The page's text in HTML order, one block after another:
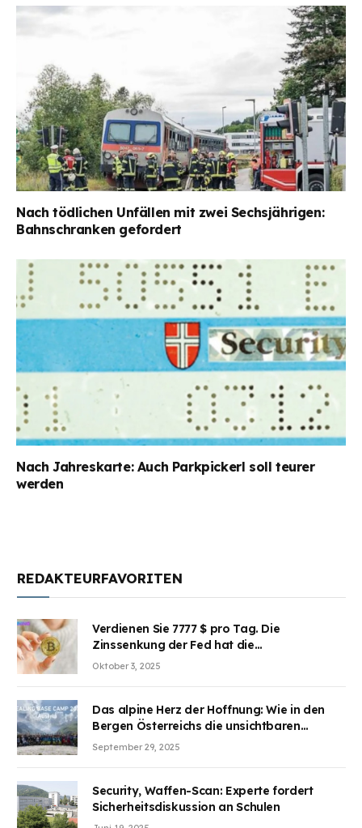
Nach tödlichen Unfällen mit zwei Sechsjährigen:
Bahnschranken gefordert
Nach Jahreskarte: Auch Parkpickerl soll teurer
werden
REDAKTEURFAVORITEN
Verdienen Sie 7777 $ pro Tag. Die
Zinssenkung der Fed hat die
Aufmerksamkeit des Marktes erregt.
Oktober 3, 2025
Das alpine Herz der Hoffnung: Wie in den
Bergen Österreichs die unsichtbaren
Wunden des Kriegesheilen
September 29, 2025
Security, Waffen-Scan: Experte fordert
Sicherheitsdiskussion an Schulen